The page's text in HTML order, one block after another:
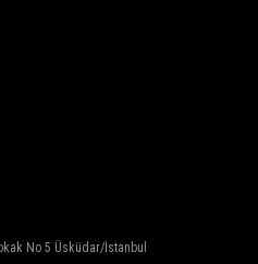
No 5 Üsküdar/İstanbul